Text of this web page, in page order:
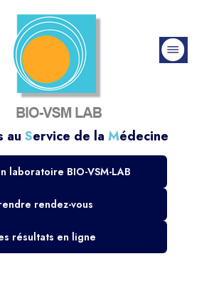
au Service de la Médecine
laboratoire BIO-VSM-LAB
rendez-vous
résultats en ligne